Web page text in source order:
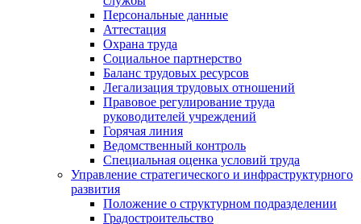
Персональные данные
Аттестация
Охрана труда
Социальное партнерство
Баланс трудовых ресурсов
Легализация трудовых отношений
Правовое регулирование труда
руководителей учреждений
Горячая линия
Ведомственный контроль
Специальная оценка условий труда
Управление стратегического и инфраструктурного
развития
Положение о структурном подразделении
Градостроительство